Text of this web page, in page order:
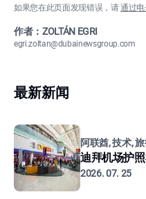
如果您在此页面发现错误，请通过
作者：ZOLTÁN EGRI
egri.zoltan@dubainewsgroup.com
最新新闻
阿联酋, 技术,
迪拜机场护
2026. 07. 25